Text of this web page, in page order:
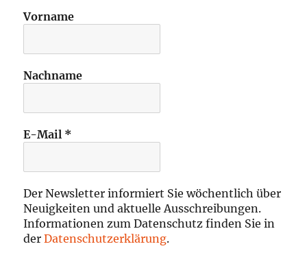
Vorname
Nachname
E-Mail *
Der Newsletter informiert Sie wöchentlich über
Neuigkeiten und aktuelle Ausschreibungen.
Informationen zum Datenschutz finden Sie in
derDatenschutzerklärung.